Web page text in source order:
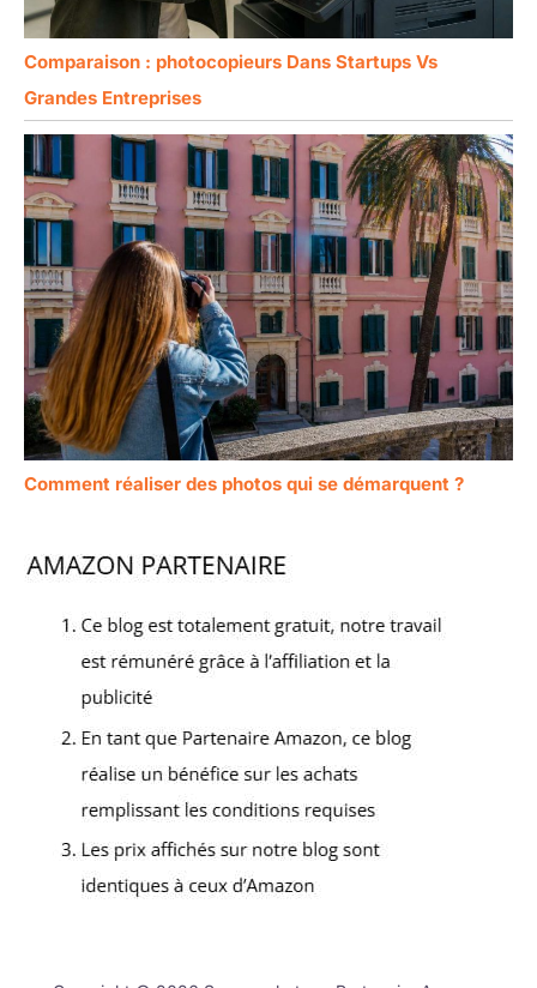
Comparaison : photocopieurs Dans Startups Vs
Grandes Entreprises
Comment réaliser des photos qui se démarquent ?